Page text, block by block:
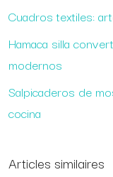
Cuadros textiles:
Hamaca silla
modernos
Salpicaderos de
cocina
Articles similaires